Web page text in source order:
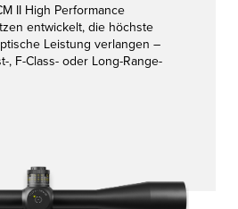
II High Performance
entwickelt, die höchste
Leistung verlangen –
, F-Class- oder Long-Range-